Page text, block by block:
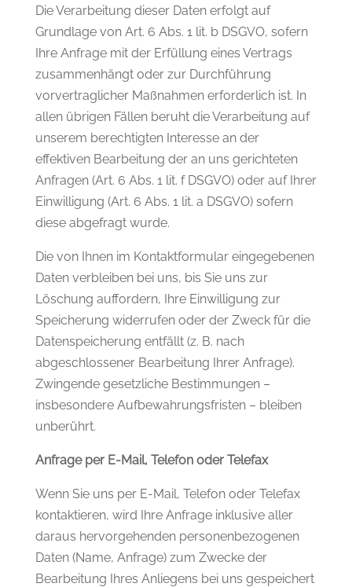
Die Verarbeitung dieser Daten erfolgt auf
Grundlage von Art. 6 Abs. 1 lit. b DSGVO, sofern
Ihre Anfrage mit der Erfüllung eines Vertrags
zusammenhängt oder zur Durchführung
vorvertraglicher Maßnahmen erforderlich ist. In
allen übrigen Fällen beruht die Verarbeitung auf
unserem berechtigten Interesse an der
effektiven Bearbeitung der an uns gerichteten
Anfragen (Art. 6 Abs. 1 lit. f DSGVO) oder auf Ihrer
Einwilligung (Art. 6 Abs. 1 lit. a DSGVO) sofern
diese abgefragt wurde.
Die von Ihnen im Kontaktformular eingegebenen
Daten verbleiben bei uns, bis Sie uns zur
Löschung auffordern, Ihre Einwilligung zur
Speicherung widerrufen oder der Zweck für die
Datenspeicherung entfällt (z. B. nach
abgeschlossener Bearbeitung Ihrer Anfrage).
Zwingende gesetzliche Bestimmungen –
insbesondere Aufbewahrungsfristen – bleiben
unberührt.
Anfrage per E-Mail, Telefon oder Telefax
Wenn Sie uns per E-Mail, Telefon oder Telefax
kontaktieren, wird Ihre Anfrage inklusive aller
daraus hervorgehenden personenbezogenen
Daten (Name, Anfrage) zum Zwecke der
Bearbeitung Ihres Anliegens bei uns gespeichert